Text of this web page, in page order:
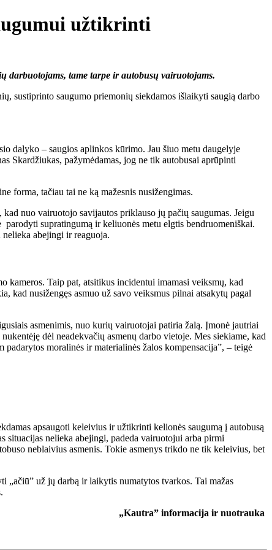
užtikrinti
darbuotojams, tame tarpe ir autobusų vairuotojams.
sustiprinto saugumo priemonių siekdamos išlaikyti saugią darbo
dalyko – saugios aplinkos kūrimo. Jau šiuo metu daugelyje
Skardžiukas, pažymėdamas, jog ne tik autobusai aprūpinti
forma, tačiau tai ne ką mažesnis nusižengimas.
nuo vairuotojo savijautos priklauso jų pačių saugumas. Jeigu
supratingumą ir keliuonės metu elgtis bendruomeniškai.
abejingi ir reaguoja.
kameros. Taip pat, atsitikus incidentui imamasi veiksmų, kad
kad nusižengęs asmuo už savo veiksmus pilnai atsakytų pagal
asmenimis, nuo kurių vairuotojai patiria žalą. Įmonė jautriai
dėl neadekvačių asmenų darbo vietoje. Mes siekiame, kad
moralinės ir materialinės žalos kompensacija”, – teigė
apsaugoti keleivius ir užtikrinti kelionės saugumą į autobusą
situacijas nelieka abejingi, padeda vairuotojui arba pirmi
neblaivius asmenis. Tokie asmenys trikdo ne tik keleivius, bet
už jų darbą ir laikytis numatytos tvarkos. Tai mažas
„Kautra” informacija ir nuotrauka